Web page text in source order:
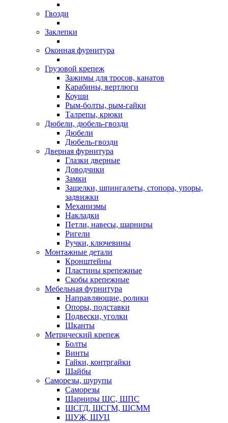
Гвозди
Заклепки
Оконная фурнитура
Грузовой крепеж
Зажимы для тросов, канатов
Карабины, вертлюги
Коуши
Рым-болты, рым-гайки
Талрепы, крюки
Дюбели, дюбель-гвозди
Дюбели
Дюбель-гвозди
Дверная фурнитура
Глазки дверные
Доводчики
Замки
Защелки, шпингалеты, стопора, упоры,
задвижки
Механизмы
Накладки
Петли, навесы, шарниры
Ригели
Ручки, ключевины
Монтажные детали
Кронштейны
Пластины крепежные
Скобы крепежные
Мебельная фурнитура
Направляющие, ролики
Опоры, подставки
Подвески, уголки
Шканты
Метрический крепеж
Болты
Винты
Гайки, контргайки
Шайбы
Саморезы, шурупы
Саморезы
Шарниры ШС, ШПС
ШСГД, ШСГМ, ШСММ
ШУЖ, ШУЦ